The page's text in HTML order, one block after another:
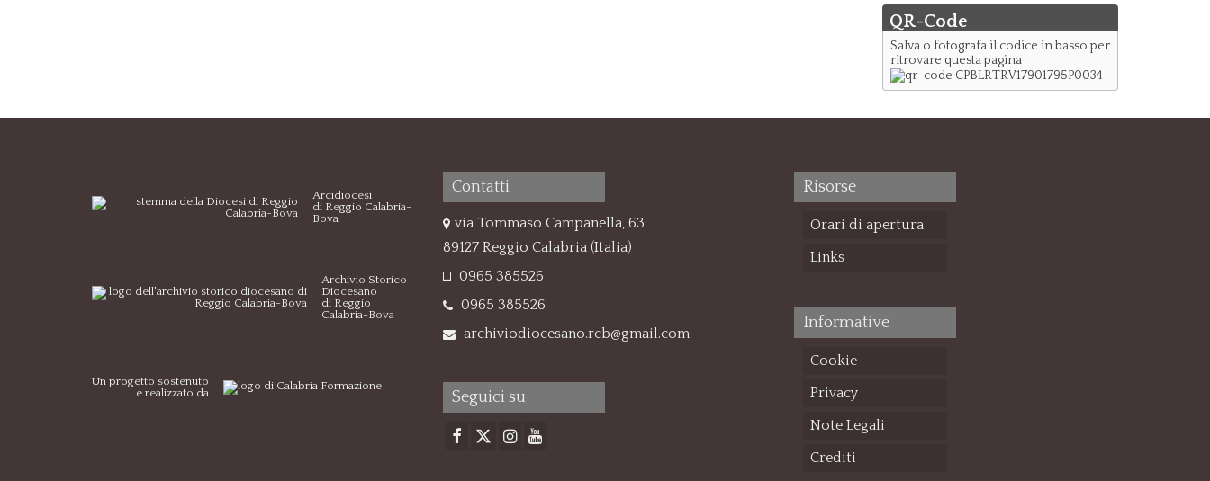
QR-Code
Salva o fotografa il codice in basso per
ritrovare questa pagina
Arcidiocesi
di Reggio Calabria-
Bova
Archivio Storico
Diocesano
di Reggio
Calabria-Bova
Un progetto sostenuto
e realizzato da
Contatti
via Tommaso Campanella, 63
89127 Reggio Calabria (Italia)
0965 385526
0965 385526
archiviodiocesano.rcb@gmail.com
Seguici su
Risorse
Orari di apertura
Links
Informative
Cookie
Privacy
Note Legali
Crediti